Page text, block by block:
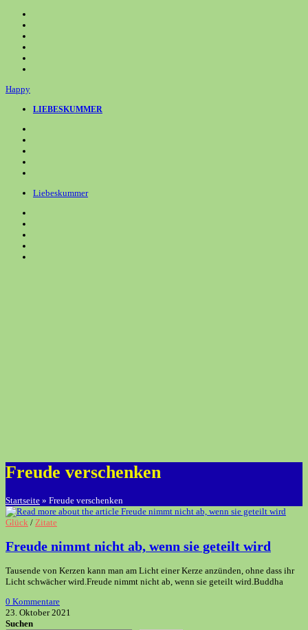
Inhalt
springen
Happy
LIEBESKUMMER
Liebeskummer
Freude verschenken
Startseite » Freude verschenken
Glück / Zitate
Freude nimmt nicht ab, wenn sie geteilt wird
Tausende von Kerzen kann man am Licht einer Kerze anzünden, ohne dass ihr
Licht schwächer wird.Freude nimmt nicht ab, wenn sie geteilt wird.Buddha
0 Kommentare
23. Oktober 2021
Suchen